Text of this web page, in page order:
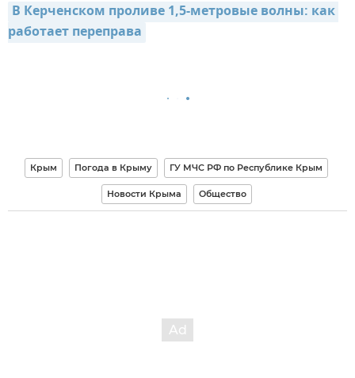
В Керченском проливе 1,5-метровые волны: как
работает переправа
Крым Погода в Крыму ГУ МЧС РФ по Республике Крым
Новости Крыма Общество